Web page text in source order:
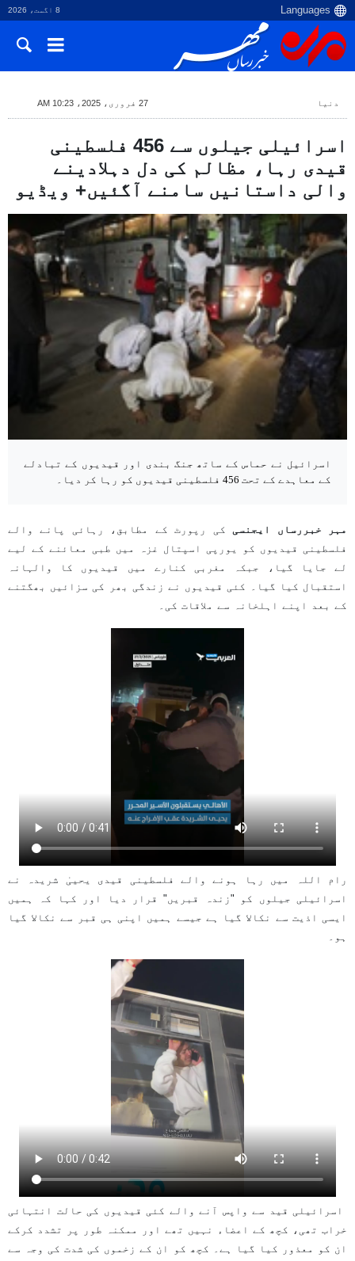
8 اگست، 2026
دنیا 27 فروری، 2025، 10:23 AM
اسرائیلی جیلوں سے 456 فلسطینی
قیدی رہا، مظالم کی دل دہلادینے
والی داستانیں سامنے آگئیں+ ویڈیو
اسرائیل نے حماس کے ساتھ جنگ بندی اور قیدیوں کے تبادلے
کے معاہدے کے تحت 456 فلسطینی قیدیوں کو رہا کر دیا۔
مہر خبررساں ایجنسی کی رپورٹ کے مطابق، رہائی پانے والے
فلسطینی قیدیوں کو یورپی اسپتال غزہ میں طبی معائنے کے لیے
لے جایا گیا، جبکہ مغربی کنارے میں قیدیوں کا والہانہ
استقبال کیا گیا۔ کئی قیدیوں نے زندگی بھر کی سزائیں بھگتنے
کے بعد اپنے اہلخانہ سے ملاقات کی۔
رام اللہ میں رہا ہونے والے فلسطینی قیدی یحییٰ شریدہ نے
اسرائیلی جیلوں کو "زندہ قبریں" قرار دیا اور کہا کہ ہمیں
ایسی اذیت سے نکالا گیا ہے جیسے ہمیں اپنی ہی قبر سے نکالا گیا
ہو۔
اسرائیلی قید سے واپس آنے والے کئی قیدیوں کی حالت انتہائی
خراب تھی، کچھ کے اعضاء نہیں تھے اور ممکنہ طور پر تشدد کرکے
ان کو معذور کیا گیا ہے۔ کچھ کو ان کے زخموں کی شدت کی وجہ سے